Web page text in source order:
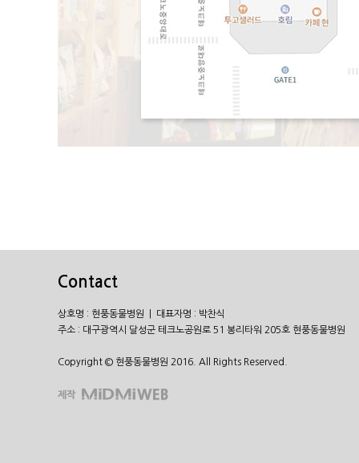
Contact
상호명 : 현풍동물병원 | 대표자명 : 박찬식
주소 : 대구광역시 달성군 테크노공원로 51 봉리타워 205호 현풍동물병원
Copyright © 현풍동물병원 2016. All Rights Reserved.